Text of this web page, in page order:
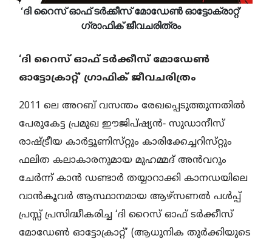
‘ദി റൈസ്‌ ഓഫ്‌ ടർക്കീസ്‌ മോഡേൺ ഓട്ടോക്രാറ്റ്‌’
ഗ്രാഫിക്‌ ജീവചരിത്രം
‘ദി റൈസ്‌ ഓഫ്‌ ടർക്കീസ്‌ മോഡേൺ
ഓട്ടോക്രാറ്റ്‌’ ഗ്രാഫിക്‌ ജീവചരിത്രം
2011 ലെ അറബ് വസന്തം രേഖപ്പെടുത്തുന്നതിൽ
പേരുകേട്ട പ്രമുഖ ഈജിപ്ഷ്യൻ‐ സുഡാനീസ്
രാഷ്ട്രീയ കാർട്ടൂണിസ്‌റ്റും കാരിക്കേച്ചറിസ്‌റ്റും
ഫലിത കലാകാരനുമായ മുഹമ്മദ് അൻവറും
ചേർന്ന്‌ കാൻ ഡണ്ടാർ തയ്യാറാക്കി കാനഡയിലെ
വാൻകൂവർ ആസ്ഥാനമായ ആഴ്സണൽ പൾപ്പ്
പ്രസ്സ് പ്രസിദ്ധീകരിച്ച ‘ദി റൈസ്‌ ഓഫ്‌ ടർക്കീസ്‌
മോഡേൺ ഓട്ടോക്രാറ്റ്‌’ (ആധുനിക തുർക്കിയുടെ